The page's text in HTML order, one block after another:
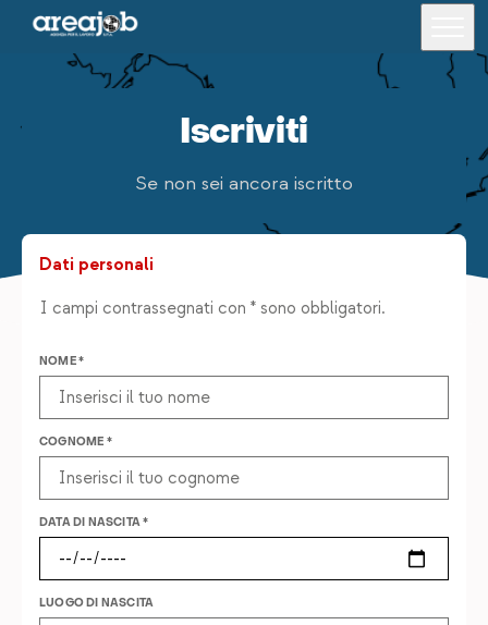
Per i candidati
Area riservata
Chi siamo
Trova una filiale
Blog
Contatti
Iscriviti
Se non sei ancora iscritto
Dati personali
I campi contrassegnati con * sono obbligatori.
NOME *
COGNOME *
DATA DI NASCITA *
LUOGO DI NASCITA